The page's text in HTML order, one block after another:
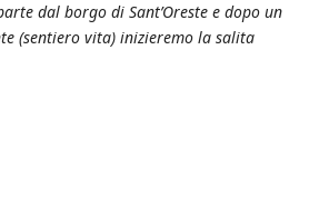
dal borgo di Sant’Oreste e dopo un
(sentiero vita) inizieremo la salita